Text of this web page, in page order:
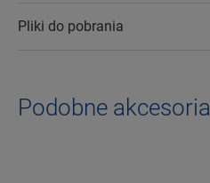
Pliki do pobrania
Podobne akcesoria